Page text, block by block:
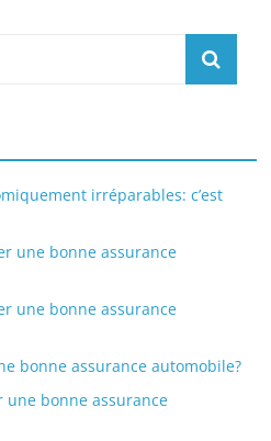
irréparables: c’est
une bonne assurance
une bonne assurance
bonne assurance automobile?
une bonne assurance